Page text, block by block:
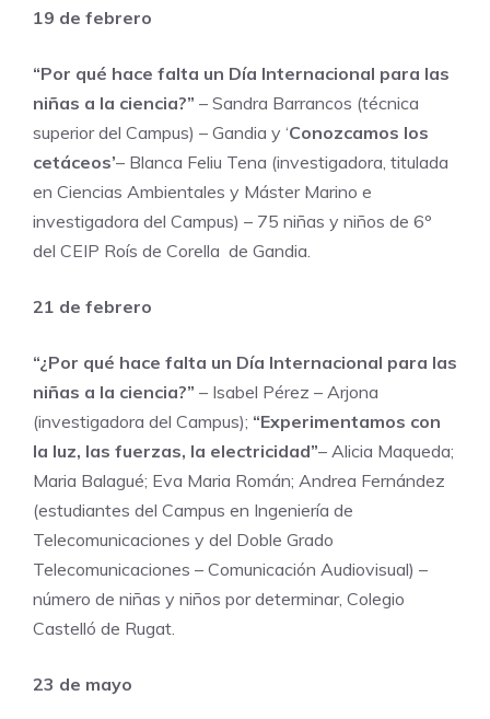
19 de febrero
“Por qué hace falta un Día Internacional para las
niñas a la ciencia?” – Sandra Barrancos (técnica
superior del Campus) – Gandia y ‘Conozcamos los
cetáceos’– Blanca Feliu Tena (investigadora, titulada
en Ciencias Ambientales y Máster Marino e
investigadora del Campus) – 75 niñas y niños de 6º
del CEIP Roís de Corella de Gandia.
21 de febrero
“¿Por qué hace falta un Día Internacional para las
niñas a la ciencia?” – Isabel Pérez – Arjona
(investigadora del Campus); “Experimentamos con
la luz, las fuerzas, la electricidad”– Alicia Maqueda;
Maria Balagué; Eva Maria Román; Andrea Fernández
(estudiantes del Campus en Ingeniería de
Telecomunicaciones y del Doble Grado
Telecomunicaciones – Comunicación Audiovisual) –
número de niñas y niños por determinar, Colegio
Castelló de Rugat.
23 de mayo